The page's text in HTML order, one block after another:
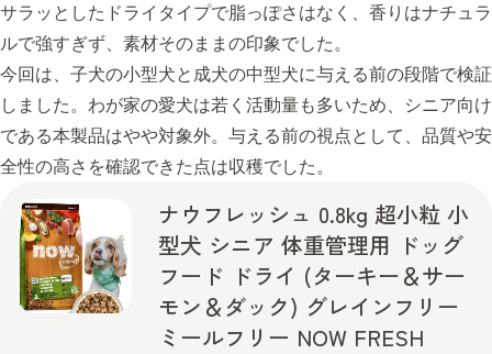
サラッとしたドライタイプで脂っぽさはなく、香りはナチュラ
ルで強すぎず、素材そのままの印象でした。
今回は、子犬の小型犬と成犬の中型犬に与える前の段階で検証
しました。わが家の愛犬は若く活動量も多いため、シニア向け
である本製品はやや対象外。与える前の視点として、品質や安
全性の高さを確認できた点は収穫でした。
ナウフレッシュ 0.8kg 超小粒 小
型犬 シニア 体重管理用 ドッグ
フード ドライ (ターキー＆サー
モン＆ダック) グレインフリー
ミールフリー NOW FRESH